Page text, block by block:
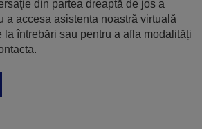
din partea dreaptă de jos a
a accesa asistenta noastră virtuală
la întrebări sau pentru a afla modalități